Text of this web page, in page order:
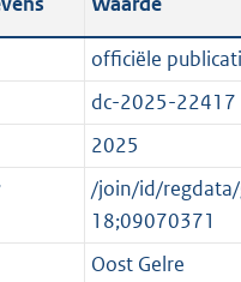
t
a
n
d
s
g
r
o
o
officiële
dc-2025-22417
2025
/join/id/
18;09070371
Oost Gelre